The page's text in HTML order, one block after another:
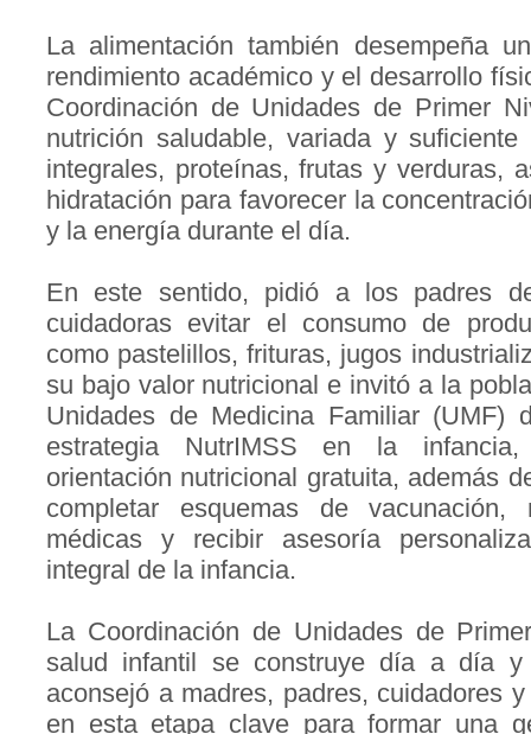
La alimentación también desempeña
rendimiento académico y el desarrollo
Coordinación de Unidades de Primer
nutrición saludable, variada y
integrales, proteínas, frutas y verduras,
hidratación para favorecer la
y la energía durante el día.
En este sentido, pidió a los padres
cuidadoras evitar el consumo de
como pastelillos, frituras, jugos
su bajo valor nutricional e invitó a la
Unidades de Medicina Familiar (UMF)
estrategia NutrIMSS en la
orientación nutricional gratuita, además
completar esquemas de vacunación,
médicas y recibir asesoría
integral de la infancia.
La Coordinación de Unidades de
salud infantil se construye día a día
aconsejó a madres, padres, cuidadores
en esta etapa clave para formar una